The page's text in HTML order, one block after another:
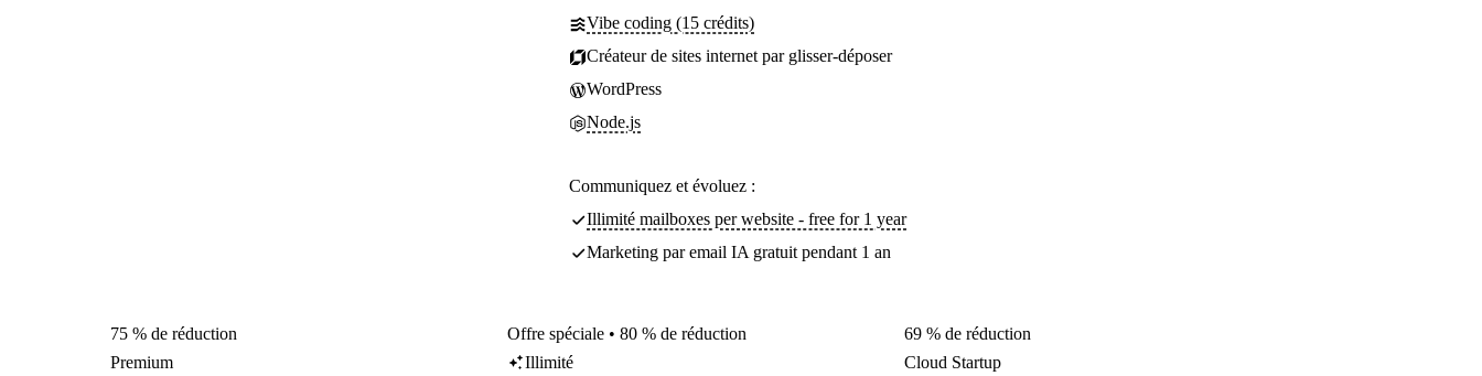
Vibe coding (15 crédits)
Créateur de sites internet par glisser-déposer
WordPress
Node.js
Communiquez et évoluez :
Illimité mailboxes per website - free for 1 year
Marketing par email IA gratuit pendant 1 an
75 % de réduction
Premium
Offre spéciale • 80 % de réduction
Illimité
69 % de réduction
Cloud Startup